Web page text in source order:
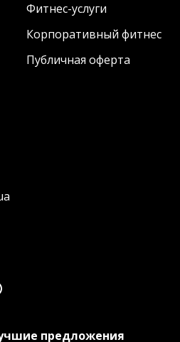
Фитнес-услуги
Корпоративный фитнес
Публичная оферта
предложения